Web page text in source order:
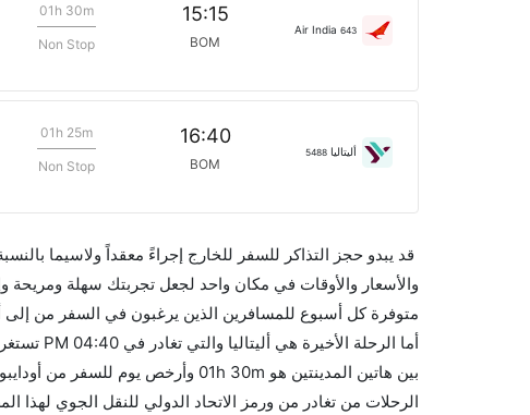
Air India 643
15:15
BOM
01h 30m
Non Stop
أليتاليا 5488
16:40
BOM
01h 25m
Non Stop
قد يبدو حجز التذاكر للسفر للخارج إجراءً معقداً ولاسيما